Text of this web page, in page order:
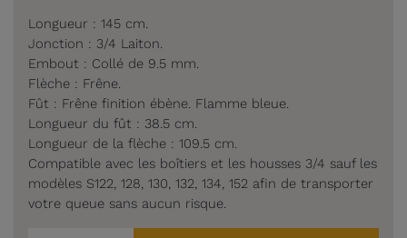
Longueur : 145 cm.
Jonction : 3/4 Laiton.
Embout : Collé de 9.5 mm.
Flèche : Frêne.
Fût : Frêne finition ébène. Flamme bleue.
Longueur du fût : 38.5 cm.
Longueur de la flèche : 109.5 cm.
Compatible avec les boîtiers et les housses 3/4 sauf les
modèles S122, 128, 130, 132, 134, 152 afin de transporter
votre queue sans aucun risque.